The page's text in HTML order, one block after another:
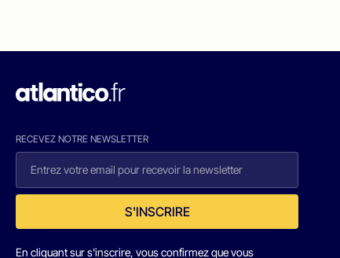
RECEVEZ NOTRE NEWSLETTER
S'INSCRIRE
En cliquant sur s'inscrire, vous confirmez que vous